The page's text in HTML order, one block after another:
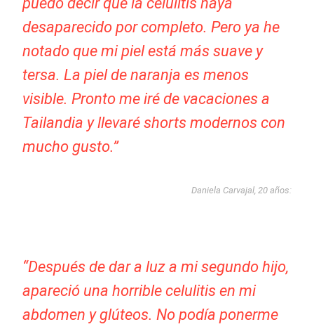
desaparecido por completo. Pero ya he
notado que mi piel está más suave y
tersa. La piel de naranja es menos
visible. Pronto me iré de vacaciones a
Tailandia y llevaré shorts modernos con
mucho gusto.”
Daniela Carvajal, 20 años:
“Después de dar a luz a mi segundo hijo,
apareció una horrible celulitis en mi
abdomen y glúteos. No podía ponerme